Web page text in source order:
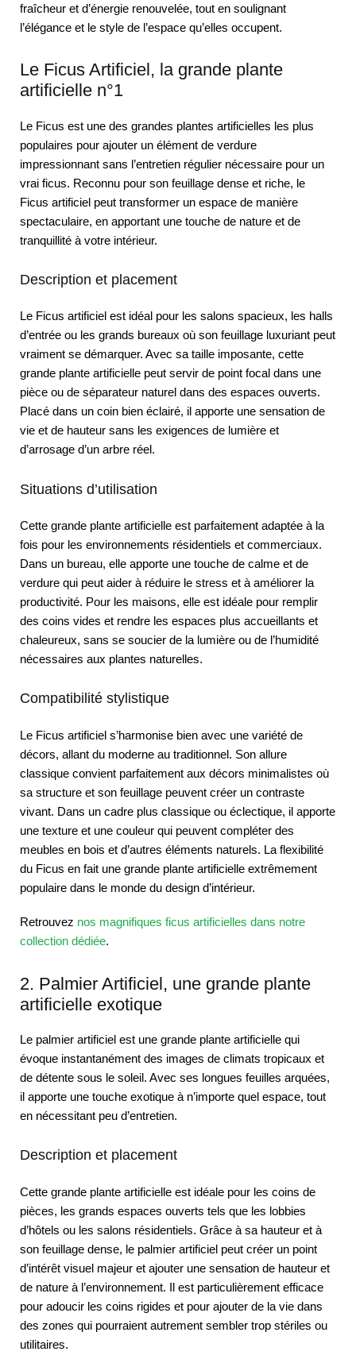
fraîcheur et d’énergie renouvelée, tout en soulignant
l’élégance et le style de l’espace qu’elles occupent.
Le Ficus Artificiel, la grande plante
artificielle n°1
Le Ficus est une des grandes plantes artificielles les plus
populaires pour ajouter un élément de verdure
impressionnant sans l’entretien régulier nécessaire pour un
vrai ficus. Reconnu pour son feuillage dense et riche, le
Ficus artificiel peut transformer un espace de manière
spectaculaire, en apportant une touche de nature et de
tranquillité à votre intérieur.
Description et placement
Le Ficus artificiel est idéal pour les salons spacieux, les halls
d’entrée ou les grands bureaux où son feuillage luxuriant peut
vraiment se démarquer. Avec sa taille imposante, cette
grande plante artificielle peut servir de point focal dans une
pièce ou de séparateur naturel dans des espaces ouverts.
Placé dans un coin bien éclairé, il apporte une sensation de
vie et de hauteur sans les exigences de lumière et
d’arrosage d’un arbre réel.
Situations d’utilisation
Cette grande plante artificielle est parfaitement adaptée à la
fois pour les environnements résidentiels et commerciaux.
Dans un bureau, elle apporte une touche de calme et de
verdure qui peut aider à réduire le stress et à améliorer la
productivité. Pour les maisons, elle est idéale pour remplir
des coins vides et rendre les espaces plus accueillants et
chaleureux, sans se soucier de la lumière ou de l’humidité
nécessaires aux plantes naturelles.
Compatibilité stylistique
Le Ficus artificiel s’harmonise bien avec une variété de
décors, allant du moderne au traditionnel. Son allure
classique convient parfaitement aux décors minimalistes où
sa structure et son feuillage peuvent créer un contraste
vivant. Dans un cadre plus classique ou éclectique, il apporte
une texture et une couleur qui peuvent compléter des
meubles en bois et d’autres éléments naturels. La flexibilité
du Ficus en fait une grande plante artificielle extrêmement
populaire dans le monde du design d’intérieur.
Retrouvez nos magnifiques ficus artificielles dans notre
collection dédiée.
2. Palmier Artificiel, une grande plante
artificielle exotique
Le palmier artificiel est une grande plante artificielle qui
évoque instantanément des images de climats tropicaux et
de détente sous le soleil. Avec ses longues feuilles arquées,
il apporte une touche exotique à n’importe quel espace, tout
en nécessitant peu d’entretien.
Description et placement
Cette grande plante artificielle est idéale pour les coins de
pièces, les grands espaces ouverts tels que les lobbies
d’hôtels ou les salons résidentiels. Grâce à sa hauteur et à
son feuillage dense, le palmier artificiel peut créer un point
d’intérêt visuel majeur et ajouter une sensation de hauteur et
de nature à l’environnement. Il est particulièrement efficace
pour adoucir les coins rigides et pour ajouter de la vie dans
des zones qui pourraient autrement sembler trop stériles ou
utilitaires.